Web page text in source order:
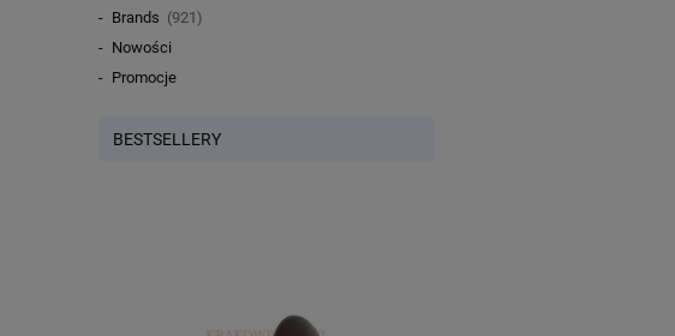
Brands (921)
Nowości
Promocje
BESTSELLERY